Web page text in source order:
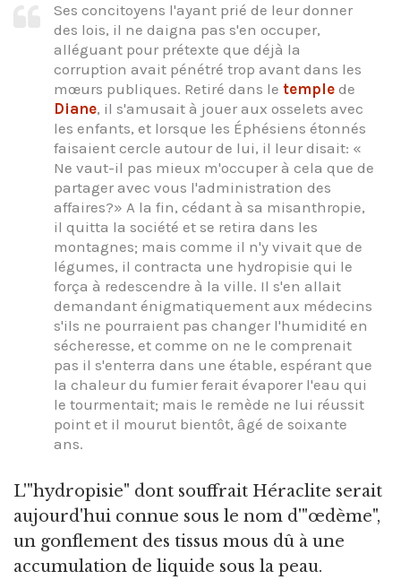
Ses concitoyens l'ayant prié de leur donner
des lois, il ne daigna pas s'en occuper,
alléguant pour prétexte que déjà la
corruption avait pénétré trop avant dans les
mœurs publiques. Retiré dans le temple de
Diane, il s'amusait à jouer aux osselets avec
les enfants, et lorsque les Éphésiens étonnés
faisaient cercle autour de lui, il leur disait: «
Ne vaut-il pas mieux m'occuper à cela que de
partager avec vous l'administration des
affaires?» A la fin, cédant à sa misanthropie,
il quitta la société et se retira dans les
montagnes; mais comme il n'y vivait que de
légumes, il contracta une hydropisie qui le
força à redescendre à la ville. Il s'en allait
demandant énigmatiquement aux médecins
s'ils ne pourraient pas changer l'humidité en
sécheresse, et comme on ne le comprenait
pas il s'enterra dans une étable, espérant que
la chaleur du fumier ferait évaporer l'eau qui
le tourmentait; mais le remède ne lui réussit
point et il mourut bientôt, âgé de soixante
ans.
L'"hydropisie" dont souffrait Héraclite serait
aujourd'hui connue sous le nom d'"œdème",
un gonflement des tissus mous dû à une
accumulation de liquide sous la peau.